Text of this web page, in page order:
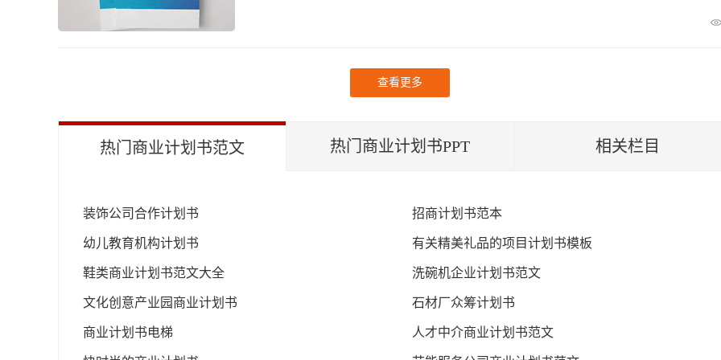
查看更多
热门商业计划书范文 热门商业计划书PPT 相关栏目
装饰公司合作计划书 招商计划书范本
幼儿教育机构计划书 有关精美礼品的项目计划书模板
鞋类商业计划书范文大全 洗碗机企业计划书范文
文化创意产业园商业计划书 石材厂众筹计划书
商业计划书电梯 人才中介商业计划书范文